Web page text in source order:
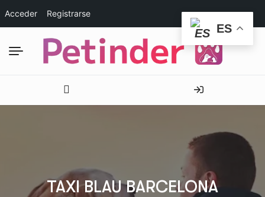
Acceder Registrarse
TAXI BLAU BARCELONA
ES